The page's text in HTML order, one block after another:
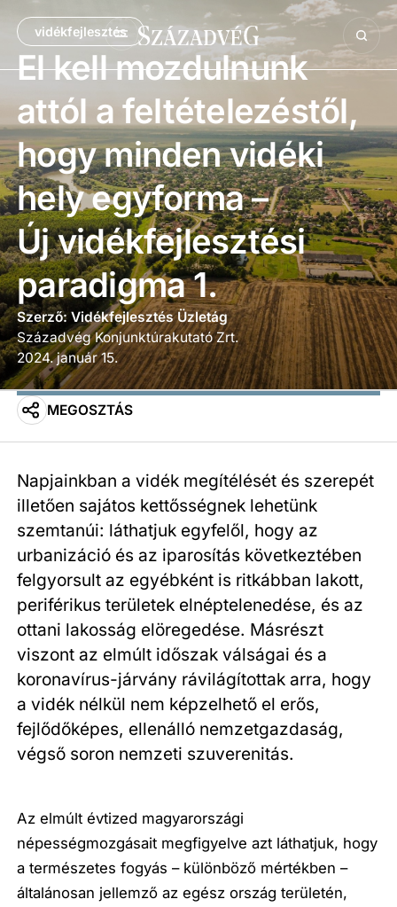
vidékfejlesztés
El kell mozdulnunk
attól a feltételezéstől,
hogy minden vidéki
hely egyforma –
Új vidékfejlesztési
paradigma 1.
Szerző: Vidékfejlesztés Üzletág
Századvég Konjunktúrakutató Zrt.
2024. január 15.
MEGOSZTÁS
Napjainkban a vidék megítélését és szerepét
illetően sajátos kettősségnek lehetünk
szemtanúi: láthatjuk egyfelől, hogy az
urbanizáció és az iparosítás következtében
felgyorsult az egyébként is ritkábban lakott,
periférikus területek elnéptelenedése, és az
ottani lakosság elöregedése. Másrészt
viszont az elmúlt időszak válságai és a
koronavírus-járvány rávilágítottak arra, hogy
a vidék nélkül nem képzelhető el erős,
fejlődőképes, ellenálló nemzetgazdaság,
végső soron nemzeti szuverenitás.
Az elmúlt évtized magyarországi
népességmozgásait megfigyelve azt láthatjuk, hogy
a természetes fogyás – különböző mértékben –
általánosan jellemző az egész ország területén,